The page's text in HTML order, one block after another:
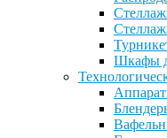
Шкафы